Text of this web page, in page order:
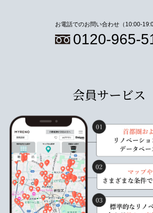
お電話でのお問い合わせ（10:00-
0120-965-
会員サービス